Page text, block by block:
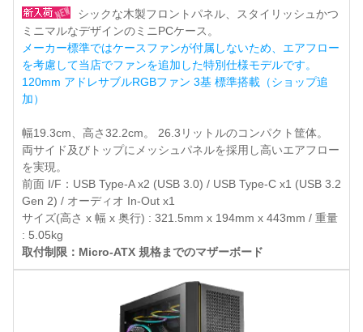
シックな木製フロントパネル、スタイリッシュかつ
ミニマルなデザインのミニPCケース。
メーカー標準ではケースファンが付属しないため、エアフロー
を考慮して当店でファンを追加した特別仕様モデルです。
120mm アドレサブルRGBファン 3基 標準搭載（ショップ追
加）
幅19.3cm、高さ32.2cm。 26.3リットルのコンパクト筐体。
両サイド及びトップにメッシュパネルを採用し高いエアフロー
を実現。
前面 I/F：USB Type-A x2 (USB 3.0) / USB Type-C x1 (USB 3.2
Gen 2) / オーディオ In-Out x1
サイズ(高さ x 幅 x 奥行) : 321.5mm x 194mm x 443mm / 重量
: 5.05kg
取付制限：Micro-ATX 規格までのマザーボード